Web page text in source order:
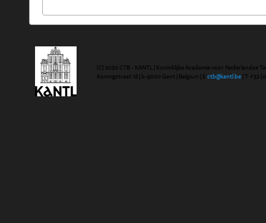
(C) 2020 CTB - KANTL | Koninklijke Academie voor Nederlandse
Koningstraat 18 | b-9000 Gent | Belgium | E ctb@kantl.be | T +32